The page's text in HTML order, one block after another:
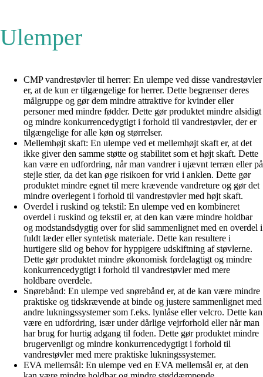
Ulemper
CMP vandrestøvler til herrer: En ulempe ved disse vandrestøvler
er, at de kun er tilgængelige for herrer. Dette begrænser deres
målgruppe og gør dem mindre attraktive for kvinder eller
personer med mindre fødder. Dette gør produktet mindre alsidigt
og mindre konkurrencedygtigt i forhold til vandrestøvler, der er
tilgængelige for alle køn og størrelser.
Mellemhøjt skaft: En ulempe ved et mellemhøjt skaft er, at det
ikke giver den samme støtte og stabilitet som et højt skaft. Dette
kan være en udfordring, når man vandrer i ujævnt terræn eller på
stejle stier, da det kan øge risikoen for vrid i anklen. Dette gør
produktet mindre egnet til mere krævende vandreture og gør det
mindre overlegent i forhold til vandrestøvler med højt skaft.
Overdel i ruskind og tekstil: En ulempe ved en kombineret
overdel i ruskind og tekstil er, at den kan være mindre holdbar
og modstandsdygtig over for slid sammenlignet med en overdel i
fuldt læder eller syntetisk materiale. Dette kan resultere i
hurtigere slid og behov for hyppigere udskiftning af støvlerne.
Dette gør produktet mindre økonomisk fordelagtigt og mindre
konkurrencedygtigt i forhold til vandrestøvler med mere
holdbare overdele.
Snørebånd: En ulempe ved snørebånd er, at de kan være mindre
praktiske og tidskrævende at binde og justere sammenlignet med
andre lukningssystemer som f.eks. lynlåse eller velcro. Dette kan
være en udfordring, især under dårlige vejrforhold eller når man
har brug for hurtig adgang til foden. Dette gør produktet mindre
brugervenligt og mindre konkurrencedygtigt i forhold til
vandrestøvler med mere praktiske lukningssystemer.
EVA mellemsål: En ulempe ved en EVA mellemsål er, at den